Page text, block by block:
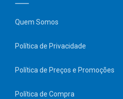
Quem Somos
Política de Privacidade
Política de Preços e Promoções
Política de Compra